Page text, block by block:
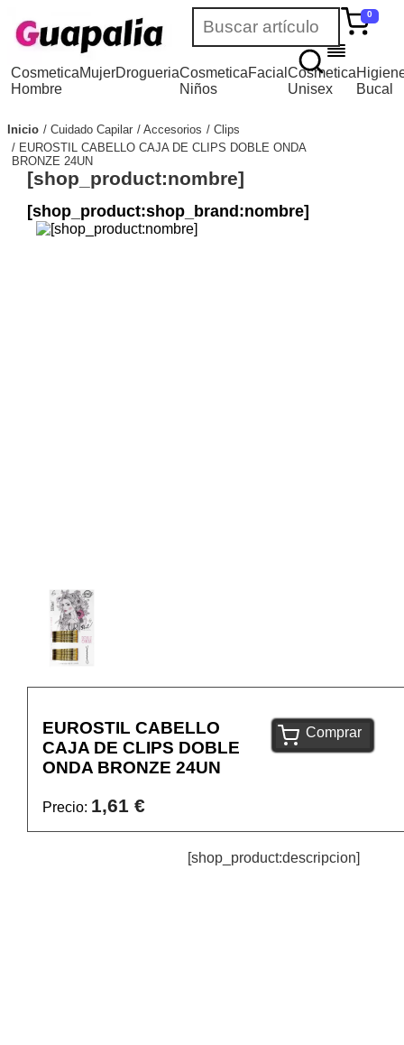
0
Cosmetica
Hombre
MujerDrogueriaCosmetica
Niños
FacialCosmetica
Unisex
Bucal
Inicio Cuidado Capilar Accesorios
Clips
EUROSTIL CABELLO CAJA DE CLIPS DOBLE ONDA
BRONZE 24UN
[shop_product:nombre]
[shop_product:shop_brand:nombre]
EUROSTIL CABELLO
CAJA DE CLIPS DOBLE
ONDA BRONZE 24UN
Precio: 1,61 €
Comprar
[shop_product:descripcion]